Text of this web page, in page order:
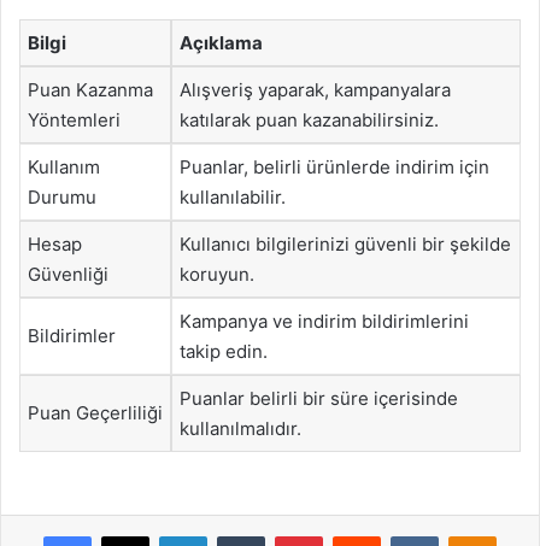
Bilgi Açıklama
Puan Kazanma
Yöntemleri
Alışveriş yaparak, kampanyalara
katılarak puan kazanabilirsiniz.
Kullanım
Durumu
Puanlar, belirli ürünlerde indirim için
kullanılabilir.
Hesap
Güvenliği
Kullanıcı bilgilerinizi güvenli bir şekilde
koruyun.
Bildirimler
Kampanya ve indirim bildirimlerini
takip edin.
Puan Geçerliliği
Puanlar belirli bir süre içerisinde
kullanılmalıdır.
Facebook
X LinkedInTumblr PinterestReddit VKontakte